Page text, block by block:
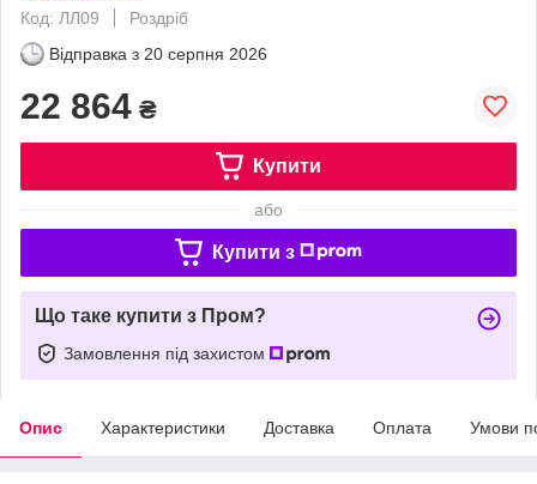
Код: ЛЛ09
Роздріб
Відправка з 20 серпня 2026
22 864 ₴
Купити
або
Купити з
Що таке купити з Пром?
Замовлення під захистом
Опис Характеристики Доставка Оплата Умови